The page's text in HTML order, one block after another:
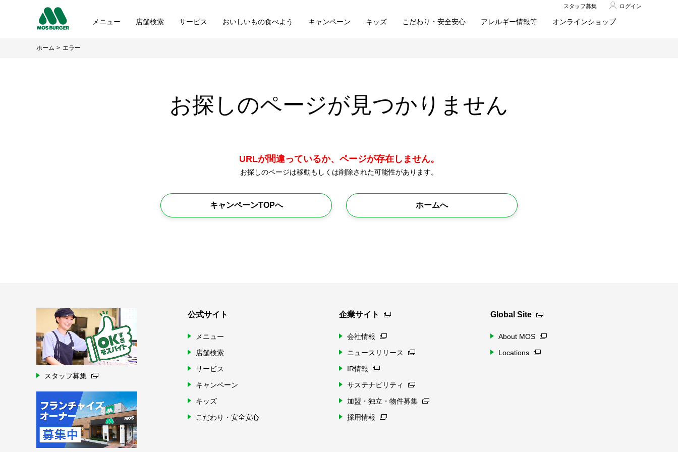
メニュー 店舗検索 サービス おいしいもの食べよう キャンペーン キッズ こだわり・安全安心 アレルギー情報等 オンラインショップ
スタッフ募集 ログイン
ホーム エラー
お探しのページが見つかりません
URLが間違っているか、ページが存在しません。
お探しのページは移動もしくは削除された可能性があります。
キャンペーンTOPへ ホームへ
スタッフ募集
公式サイト
メニュー
店舗検索
サービス
キャンペーン
キッズ
こだわり・安全安心
企業サイト
会社情報
ニュースリリース
IR情報
サステナビリティ
加盟・独立・物件募集
採用情報
Global Site
About MOS
Locations